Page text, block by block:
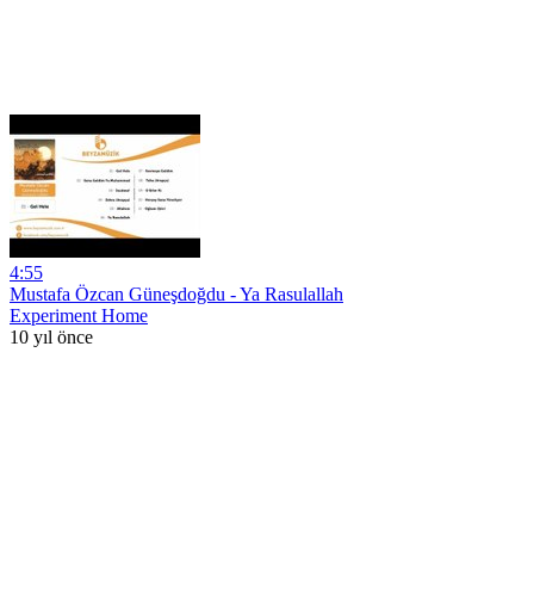
4:55
Mustafa Özcan Güneşdoğdu - Ya Rasulallah
Experiment Home
10 yıl önce